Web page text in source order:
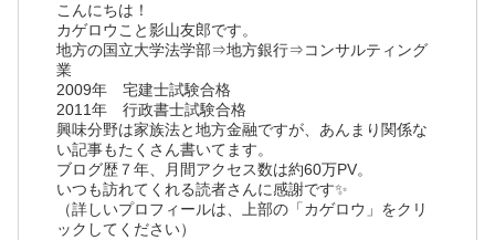
こんにちは！
カゲロウこと影山友郎です。
地方の国立大学法学部⇒地方銀行⇒コンサルティング
業
2009年 宅建士試験合格
2011年 行政書士試験合格
興味分野は家族法と地方金融ですが、あんまり関係な
い記事もたくさん書いてます。
ブログ歴７年、月間アクセス数は約60万PV。
いつも訪れてくれる読者さんに感謝です✨
（詳しいプロフィールは、上部の「カゲロウ」をクリ
ックしてください）